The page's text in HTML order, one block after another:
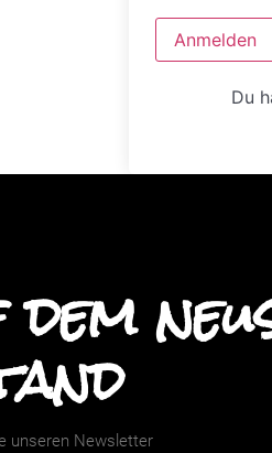
Anmelden
Du
unseren Newsletter